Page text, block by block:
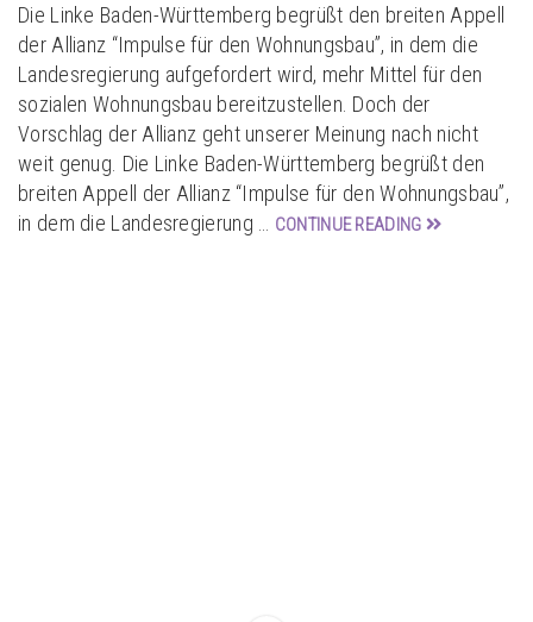
Die Linke Baden-Württemberg begrüßt den breiten Appell
der Allianz “Impulse für den Wohnungsbau”, in dem die
Landesregierung aufgefordert wird, mehr Mittel für den
sozialen Wohnungsbau bereitzustellen. Doch der
Vorschlag der Allianz geht unserer Meinung nach nicht
weit genug. Die Linke Baden-Württemberg begrüßt den
breiten Appell der Allianz “Impulse für den Wohnungsbau”,
in dem die Landesregierung …
CONTINUE READING